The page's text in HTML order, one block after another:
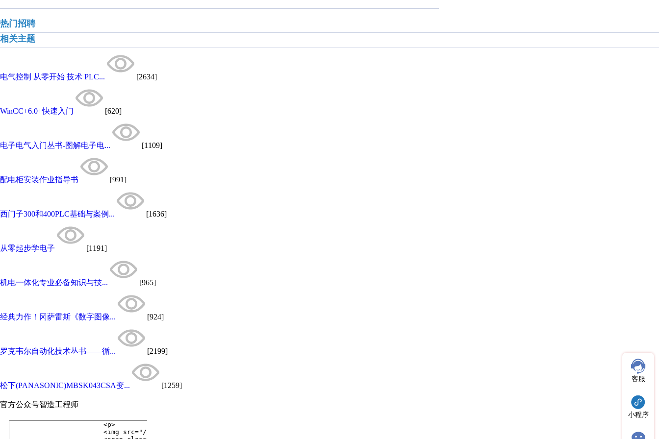
热门招聘
相关主题
电气控制 从零开始 技术 PLC... [2634]
WinCC+6.0+快速入门 [620]
电子电气入门丛书-图解电子电... [1109]
配电柜安装作业指导书 [991]
西门子300和400PLC基础与案例... [1636]
从零起步学电子 [1191]
机电一体化专业必备知识与技... [965]
经典力作！冈萨雷斯《数字图像... [924]
罗克韦尔自动化技术丛书——循... [2199]
松下(PANASONIC)MBSK043CSA变... [1259]
官方公众号智造工程师
客服
小程序